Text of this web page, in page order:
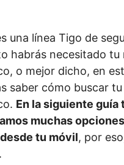
una línea Tigo de
habrás necesitado tu
o mejor dicho, en
saber cómo buscar
En la siguiente guía
muchas
tu móvil, por